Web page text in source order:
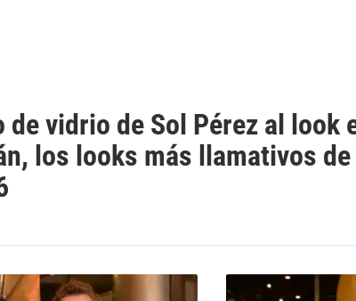
de vidrio de Sol Pérez al look
los looks más llamativos